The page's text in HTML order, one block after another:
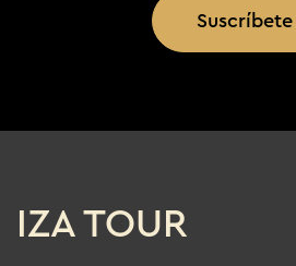
Suscríbete
IZA TOUR